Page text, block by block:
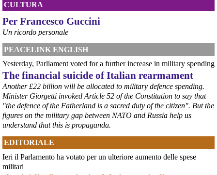
@peacelink - 6/8/2026 21:36
giornalerossoblu.it/ex-ilva-sc
Nel tavolo convocato al Ministero delle Imprese e del Made in Italy,
il Governo ha annunciato l’intenzione di predisporre un
provvedimento straordinario per attenuare le conseguenze
economiche e sociali dello stop dell’area a caldo, invitando le
rappresentanze del territorio a presentare proposte operative.
#ILVA #Taranto
CULTURA
Per Francesco Guccini
Un ricordo personale
PEACELINK ENGLISH
Yesterday, Parliament voted for a further increase in military spending
The financial suicide of Italian rearmament
Another £22 billion will be allocated to military defence spending.
Minister Giorgetti invoked Article 52 of the Constitution to say that
"the defence of the Fatherland is a sacred duty of the citizen". But the
figures on the military gap between NATO and Russia help us
understand that this is propaganda.
EDITORIALE
Ieri il Parlamento ha votato per un ulteriore aumento delle spese
militari